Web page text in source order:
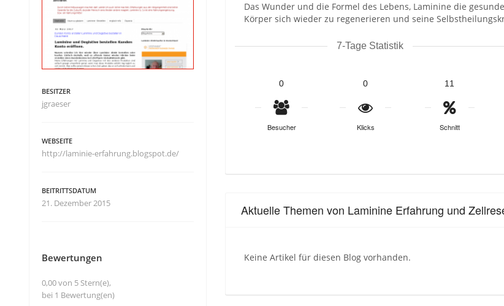
Das Wunder und die Formel des Lebens, Laminine die
Körper sich wieder zu regenerieren und seine
7-Tage Statistik
0
Besucher
0
Klicks
11
Schnitt
Aktuelle Themen von Laminine Erfahrung und
Keine Artikel für diesen Blog vorhanden.
BESITZER
jgraeser
WEBSEITE
http://laminie-erfahrung.blogspot.de/
BEITRITTSDATUM
21. Dezember 2015
Bewertungen
0,00 von 5 Stern(e),
bei 1 Bewertung(en)